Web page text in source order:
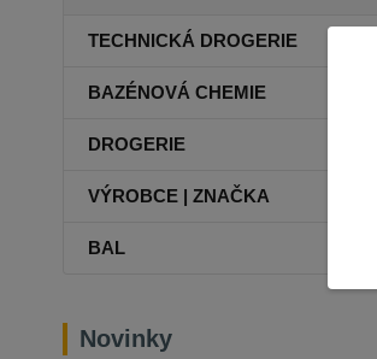
TECHNICKÁ DROGERIE
BAZÉNOVÁ CHEMIE
DROGERIE
VÝROBCE | ZNAČKA
BAL
Novinky